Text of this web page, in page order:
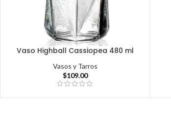
Vaso Highball Cassiopea 480 ml
Vasos y Tarros
$109.00